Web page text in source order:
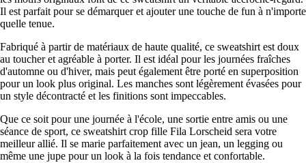
Il est parfait pour se démarquer et ajouter une touche de fun à n'importe
quelle tenue.
Fabriqué à partir de matériaux de haute qualité, ce sweatshirt est doux
au toucher et agréable à porter. Il est idéal pour les journées fraîches
d'automne ou d'hiver, mais peut également être porté en superposition
pour un look plus original. Les manches sont légèrement évasées pour
un style décontracté et les finitions sont impeccables.
Que ce soit pour une journée à l'école, une sortie entre amis ou une
séance de sport, ce sweatshirt crop fille Fila Lorscheid sera votre
meilleur allié. Il se marie parfaitement avec un jean, un legging ou
même une jupe pour un look à la fois tendance et confortable.